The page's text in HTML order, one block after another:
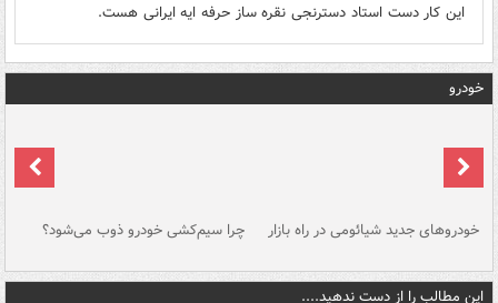
این کار دست استاد دسترنجی نقره ساز حرفه ایه ایرانی هست.
خودرو
خودروهای جدید شیائومی در راه بازار چرا سیم‌کشی خودرو ذوب می‌شود؟
این مطالب را از دست ندهید....